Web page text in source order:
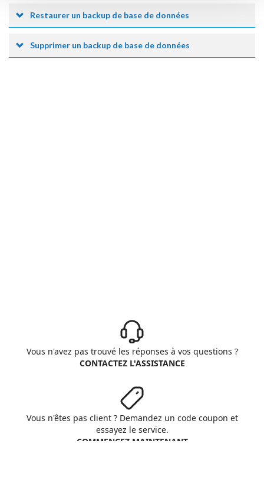
Restaurer un backup de base de données
Supprimer un backup de base de données
Vous n'avez pas trouvé les réponses à vos questions ?
CONTACTEZ L'ASSISTANCE
Vous n'êtes pas client ? Demandez un code coupon et
essayez le service.
COMMENCEZ MAINTENANT